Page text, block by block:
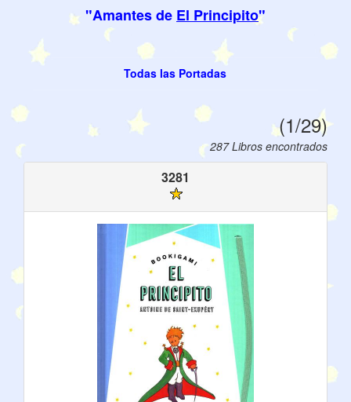
"Amantes de El Principito"
Todas las Portadas
(1/29)
287 Libros encontrados
3281